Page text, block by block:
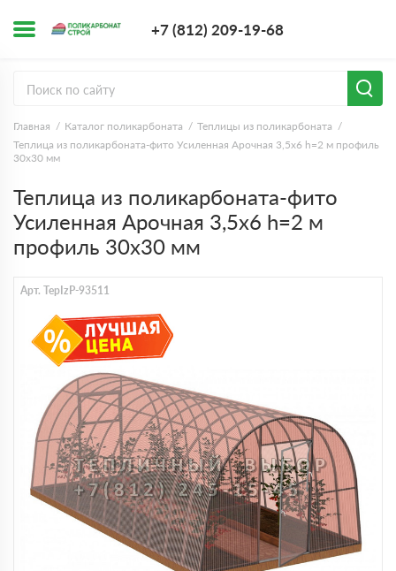
+7 (812) 209-19-68
Главная Каталог поликарбоната
Теплицы из поликарбоната
Теплица из поликарбоната-фито Усиленная Арочная 3,5х6 h=2 м профиль
30х30 мм
Теплица из поликарбоната-фито
Усиленная Арочная 3,5х6 h=2 м
профиль 30х30 мм
Арт. TepIzP-93511